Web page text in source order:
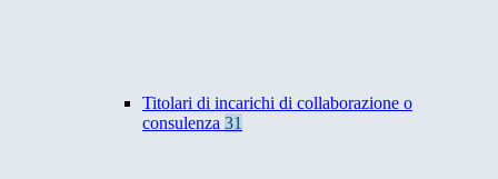
Titolari di incarichi di collaborazione o
consulenza 31